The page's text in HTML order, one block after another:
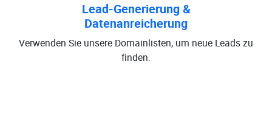
Lead-Generierung &
Datenanreicherung
Verwenden Sie unsere Domainlisten, um neue Leads zu
finden.